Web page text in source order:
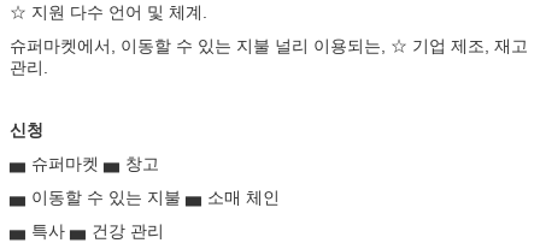
☆ 지원 다수 언어 및 체계.
슈퍼마켓에서, 이동할 수 있는 지불 널리 이용되는, ☆ 기업 제조, 재고
관리.
신청
▅ 슈퍼마켓 ▅ 창고
▅ 이동할 수 있는 지불 ▅ 소매 체인
▅ 특사 ▅ 건강 관리